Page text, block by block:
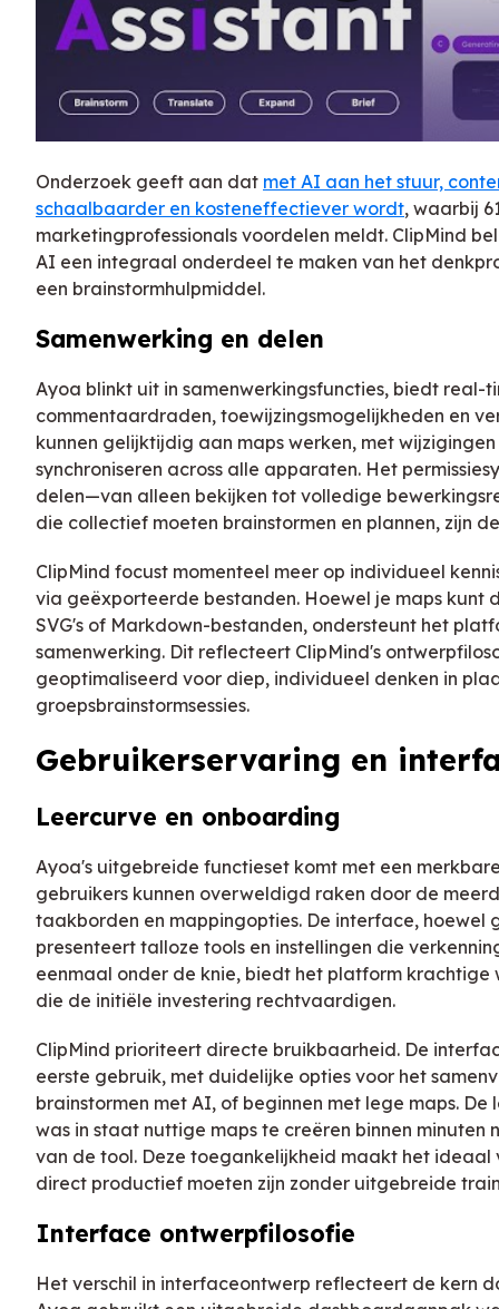
Onderzoek geeft aan dat met AI aan het stuur,
schaalbaarder en kosteneffectiever wordt, waarbij
marketingprofessionals voordelen meldt. ClipMind
AI een integraal onderdeel te maken van het
een brainstormhulpmiddel.
Samenwerking en delen
Ayoa blinkt uit in samenwerkingsfuncties, biedt real-
commentaardraden, toewijzingsmogelijkheden en
kunnen gelijktijdig aan maps werken, met
synchroniseren across alle apparaten. Het
delen—van alleen bekijken tot volledige
die collectief moeten brainstormen en plannen, zijn
ClipMind focust momenteel meer op individueel
via geëxporteerde bestanden. Hoewel je maps kunt
SVG's of Markdown-bestanden, ondersteunt het
samenwerking. Dit reflecteert ClipMind's
geoptimaliseerd voor diep, individueel denken in
groepsbrainstormsessies.
Gebruikerservaring en
Leercurve en onboarding
Ayoa's uitgebreide functieset komt met een
gebruikers kunnen overweldigd raken door de
taakborden en mappingopties. De interface, hoewel
presenteert talloze tools en instellingen die
eenmaal onder de knie, biedt het platform
die de initiële investering rechtvaardigen.
ClipMind prioriteert directe bruikbaarheid. De
eerste gebruik, met duidelijke opties voor het
brainstormen met AI, of beginnen met lege maps.
was in staat nuttige maps te creëren binnen minuten
van de tool. Deze toegankelijkheid maakt het ideaal
direct productief moeten zijn zonder uitgebreide
Interface ontwerpfilosofie
Het verschil in interfaceontwerp reflecteert de kern